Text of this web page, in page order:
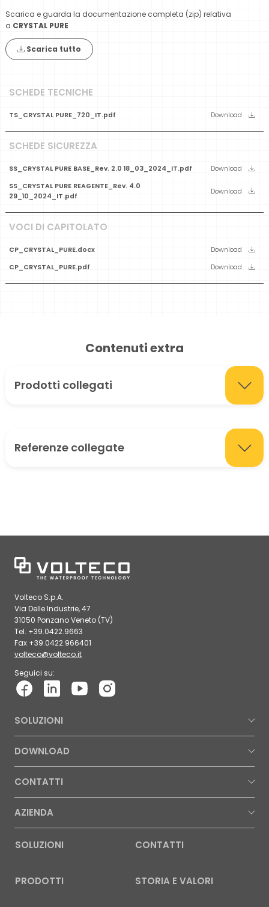
Scarica e guarda la documentazione completa (zip) relativa
a CRYSTAL PURE
Scarica tutto
SCHEDE TECNICHE
TS_CRYSTAL PURE_720_IT.pdf Download
SCHEDE SICUREZZA
SS_CRYSTAL PURE BASE_Rev. 2.0 18_03_2024_IT.pdf
Download
SS_CRYSTAL PURE REAGENTE_Rev. 4.0
29_10_2024_IT.pdf
Download
VOCI DI CAPITOLATO
CP_CRYSTAL_PURE.docx
Download
CP_CRYSTAL_PURE.pdf
Download
Contenuti extra
Prodotti collegati
Referenze collegate
Volteco S.p.A.
Via Delle Industrie, 47
31050 Ponzano Veneto (TV)
Tel. +39.0422.9663
Fax +39.0422.966401
volteco@volteco.it
Seguici su:
SOLUZIONI
DOWNLOAD
CONTATTI
AZIENDA
SOLUZIONI CONTATTI
PRODOTTI STORIA E VALORI